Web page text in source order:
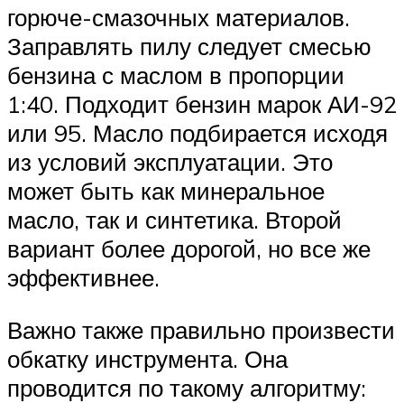
горюче-смазочных материалов.
Заправлять пилу следует смесью
бензина с маслом в пропорции
1:40. Подходит бензин марок АИ-92
или 95. Масло подбирается исходя
из условий эксплуатации. Это
может быть как минеральное
масло, так и синтетика. Второй
вариант более дорогой, но все же
эффективнее.
Важно также правильно произвести
обкатку инструмента. Она
проводится по такому алгоритму: